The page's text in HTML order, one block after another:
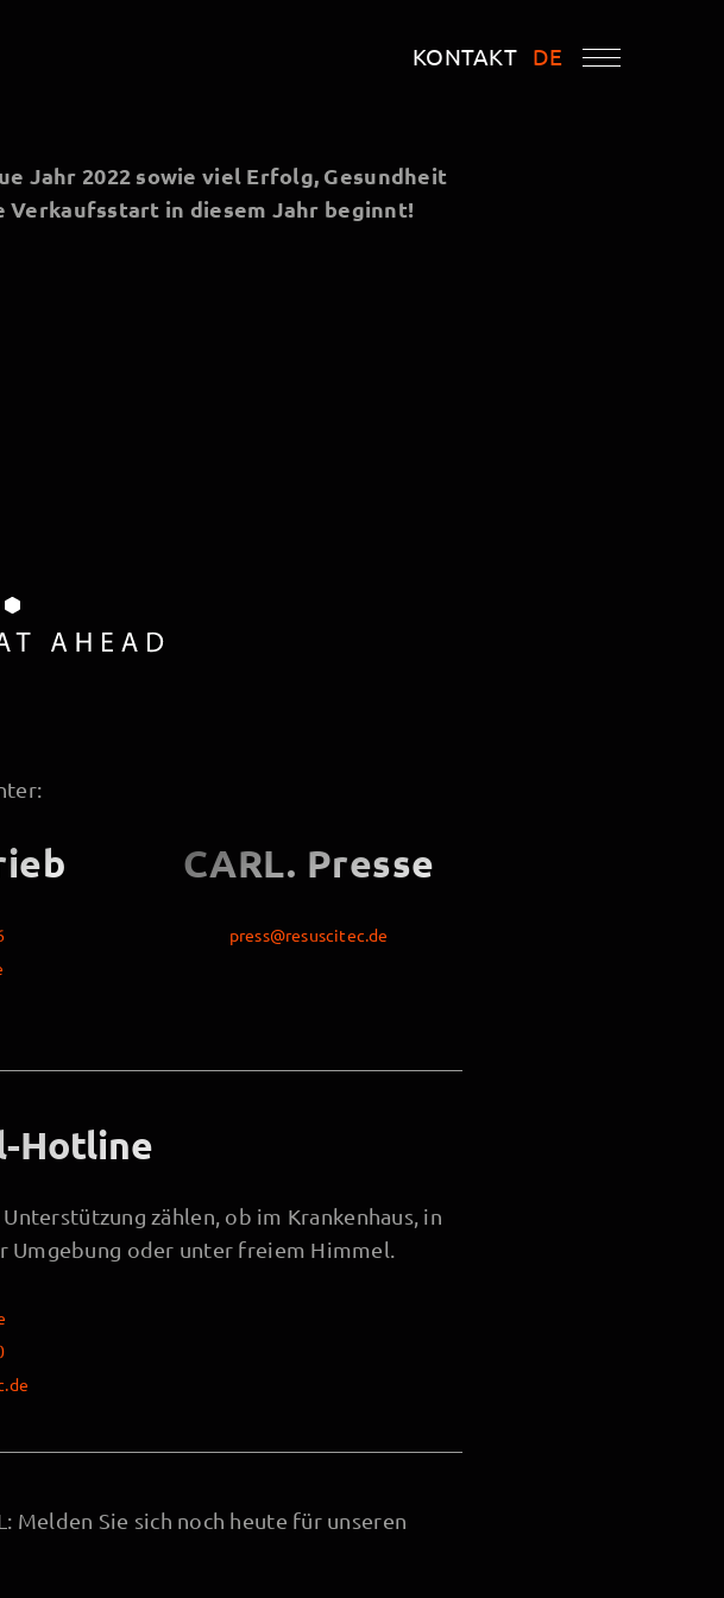
KONTAKT DE
Jahr 2022 sowie viel Erfolg, Gesundheit
in diesem Jahr beginnt!
CARL. Presse
press@resuscitec.de
Hotline
zählen, ob im Krankenhaus, in
oder unter freiem Himmel.
Melden Sie sich noch heute für unseren